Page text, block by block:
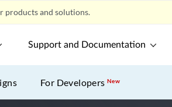
products and solutions.
Support and Documentation
For DevelopersNew